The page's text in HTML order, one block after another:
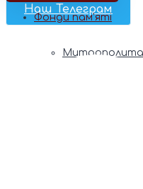
Наш Телеграм
Фонди пам’яті
Митрополита